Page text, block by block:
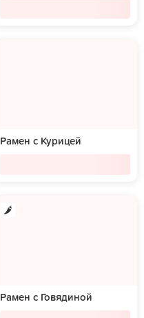
Рамен с Курицей
Рамен с Говядиной